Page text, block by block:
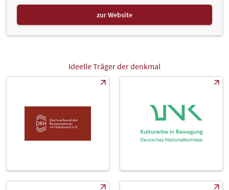
zur Website
Ideelle Träger der denkmal